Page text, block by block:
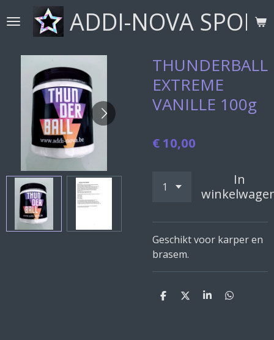
direct
hoofdinhoud
ADDI-NOVA
THUNDERBALL
EXTREME
VANILLE 100g
€ 10,00
In
Geschikt voor karper en
brasem.
D
D
S
D